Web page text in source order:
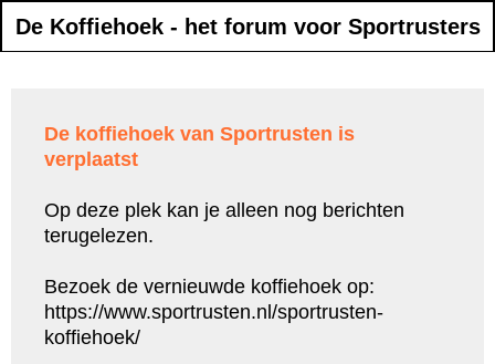
De Koffiehoek - het forum voor Sportrusters
De koffiehoek van Sportrusten is
verplaatst
Op deze plek kan je alleen nog berichten
terugelezen.
Bezoek de vernieuwde koffiehoek op:
https://www.sportrusten.nl/sportrusten-
koffiehoek/